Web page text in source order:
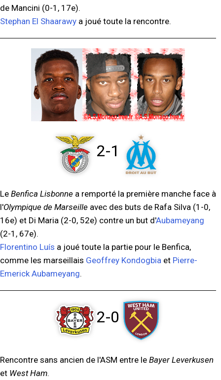
de Mancini (0-1, 17e).
Stephan El Shaarawy a joué toute la rencontre.
2-1
Le Benfica Lisbonne a remporté la première manche face à
l'Olympique de Marseille avec des buts de Rafa Silva (1-0,
16e) et Di Maria (2-0, 52e) contre un but d'Aubameyang
(2-1, 67e).
Florentino Luís a joué toute la partie pour le Benfica,
comme les marseillais Geoffrey Kondogbia et Pierre-
Emerick Aubameyang.
2-0
Rencontre sans ancien de l'ASM entre le Bayer Leverkusen
et West Ham.